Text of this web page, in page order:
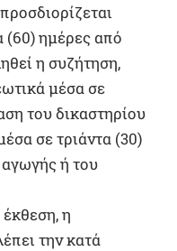
(60) ημέρες από
η συζήτηση,
μέσα σε
του δικαστηρίου
σε τριάντα (30)
ή του
η
την κατά